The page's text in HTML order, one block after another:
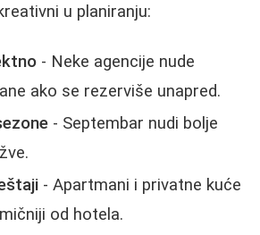
u planiranju:
- Neke agencije nude
ako se rezerviše unapred.
- Septembar nudi bolje
- Apartmani i privatne kuće
od hotela.